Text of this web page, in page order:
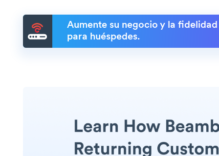
Aumente su negocio y la
para huéspedes.